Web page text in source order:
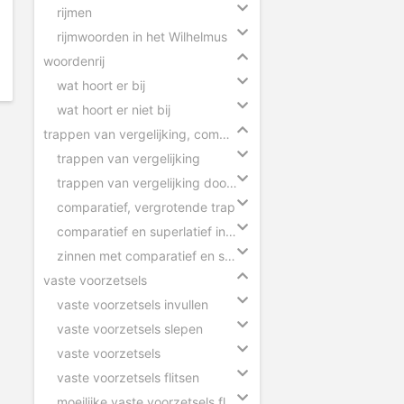
rijmen
rijmwoorden in het Wilhelmus
woordenrij
wat hoort er bij
wat hoort er niet bij
trappen van vergelijking, comparatief en superlatief
trappen van vergelijking
trappen van vergelijking door elkaar
comparatief, vergrotende trap
comparatief en superlatief in zinnen
zinnen met comparatief en superlatief
vaste voorzetsels
vaste voorzetsels invullen
vaste voorzetsels slepen
vaste voorzetsels
vaste voorzetsels flitsen